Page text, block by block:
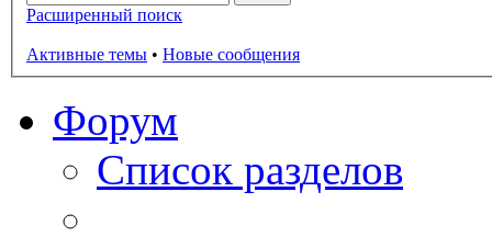
Расширенный поиск
Активные темы • Новые сообщения
Форум
Список разделов